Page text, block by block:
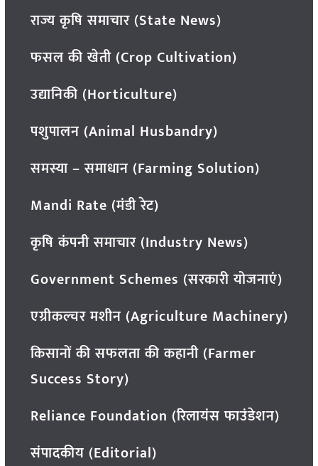
राज्य कृषि समाचार (State News)
फसल की खेती (Crop Cultivation)
उद्यानिकी (Horticulture)
पशुपालन (Animal Husbandry)
समस्या – समाधान (Farming Solution)
Mandi Rate (मंडी रेट)
कृषि कंपनी समाचार (Industry News)
Government Schemes (सरकारी योजनाएं)
एग्रीकल्चर मशीन (Agriculture Machinery)
किसानों की सफलता की कहानी (Farmer
Success Story)
Reliance Foundation (रिलायंस फाउंडेशन)
संपादकीय (Editorial)